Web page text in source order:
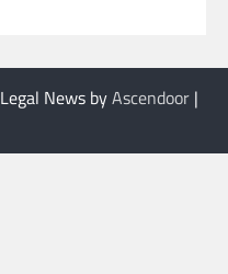
News byAscendoor |